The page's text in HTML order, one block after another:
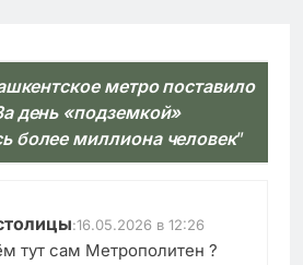
метро поставило
день «подземкой»
более миллиона человек”
:16.05.2026 в 12:26
тут сам Метрополитен ?